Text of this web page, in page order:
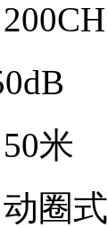
米
圈式